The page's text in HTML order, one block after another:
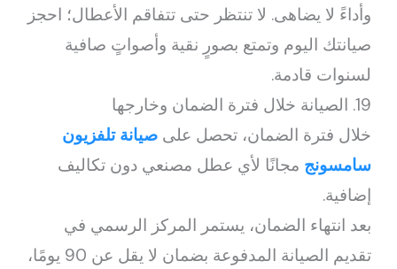
وأداءً لا يضاهى. لا تنتظر حتى تتفاقم الأعطال؛ احجز
صيانتك اليوم وتمتع بصورٍ نقية وأصواتٍ صافية
لسنوات قادمة.
19. الصيانة خلال فترة الضمان وخارجها
خلال فترة الضمان، تحصل علىصيانة تلفزيون
سامسونج مجانًا لأي عطل مصنعي دون تكاليف
إضافية.
بعد انتهاء الضمان، يستمر المركز الرسمي في
تقديم الصيانة المدفوعة بضمان لا يقل عن 90 يومًا،